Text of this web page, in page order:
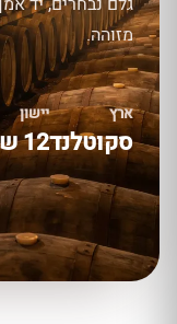
מזוהה.
ארץ
סקוטלנד
יישון
12 שנים